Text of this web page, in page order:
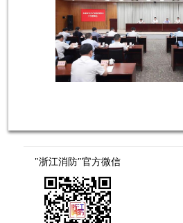
"浙江消防"官方微信